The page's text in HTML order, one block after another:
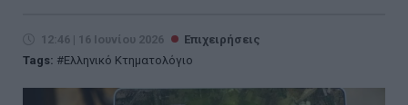
12:46 | 16 Ιουνίου 2026
Επιχειρήσεις
Tags:
Ελληνικό Κτηματολόγιο